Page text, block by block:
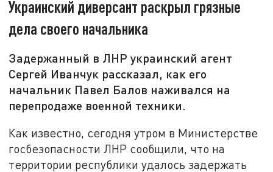
Украинский диверсант раскрыл грязные
дела своего начальника
Задержанный в ЛНР украинский агент
Сергей Иванчук рассказал, как его
начальник Павел Балов наживался на
перепродаже военной техники.
Как известно, сегодня утром в Министерстве
госбезопасности ЛНР сообщили, что на
территории республики удалось задержать